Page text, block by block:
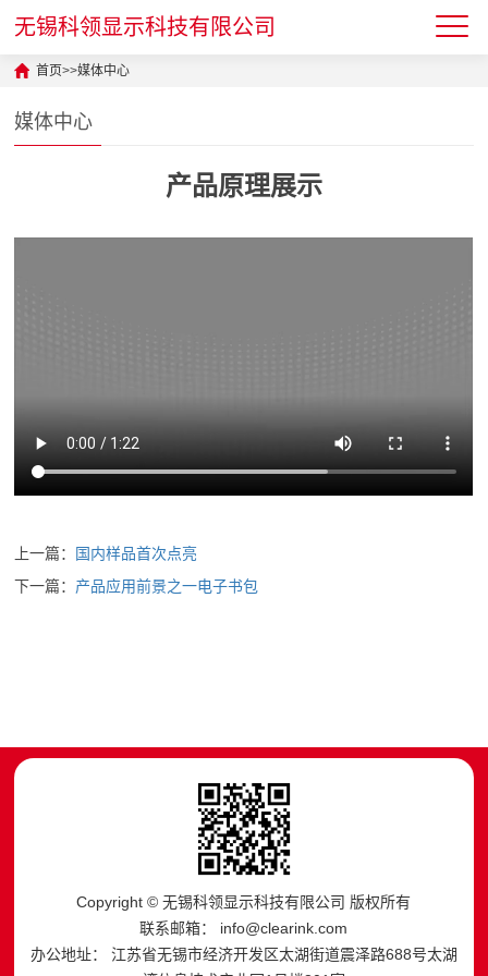
无锡科领显示科技有限公司
首页>>媒体中心
媒体中心
产品原理展示
上一篇： 国内样品首次点亮
下一篇： 产品应用前景之一电子书包
Copyright © 无锡科领显示科技有限公司 版权所有
联系邮箱： info@clearink.com
办公地址： 江苏省无锡市经济开发区太湖街道震泽路688号太湖